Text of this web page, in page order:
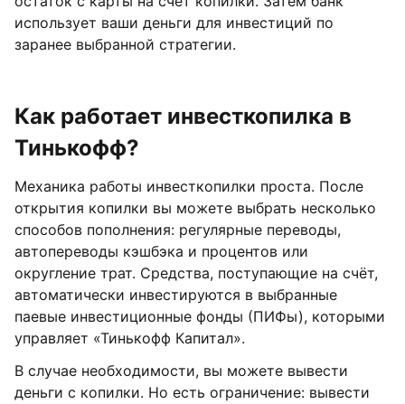
использует ваши деньги для инвестиций по
заранее выбранной стратегии.
Как работает инвесткопилка в
Тинькофф?
Механика работы инвесткопилки проста. После
открытия копилки вы можете выбрать несколько
способов пополнения: регулярные переводы,
автопереводы кэшбэка и процентов или
округление трат. Средства, поступающие на счёт,
автоматически инвестируются в выбранные
паевые инвестиционные фонды (ПИФы), которыми
управляет «Тинькофф Капитал».
В случае необходимости, вы можете вывести
деньги с копилки. Но есть ограничение: вывести